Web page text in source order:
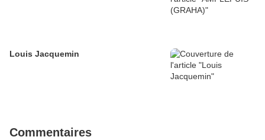
Louis Jacquemin
Commentaires